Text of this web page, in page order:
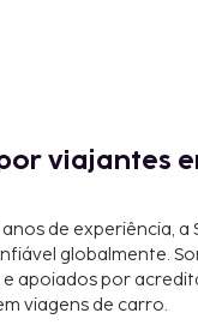
viajantes
anos de experiência,
globalmente.
apoiados por
viagens de carro.